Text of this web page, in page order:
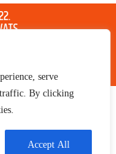
serve
traffic. By clicking
Accept All